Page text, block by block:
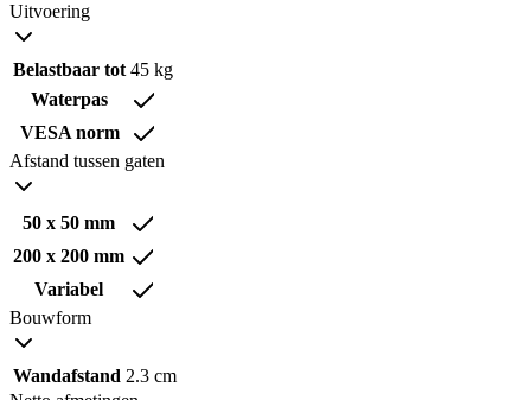
Uitvoering
Belastbaar tot 45 kg
Waterpas
VESA norm
Afstand tussen gaten
50 x 50 mm
200 x 200 mm
Variabel
Bouwform
Wandafstand 2.3 cm